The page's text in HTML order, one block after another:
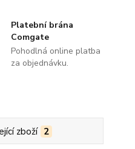
Platební brána
Comgate
Pohodlná online platba
za objednávku.
zboží 2